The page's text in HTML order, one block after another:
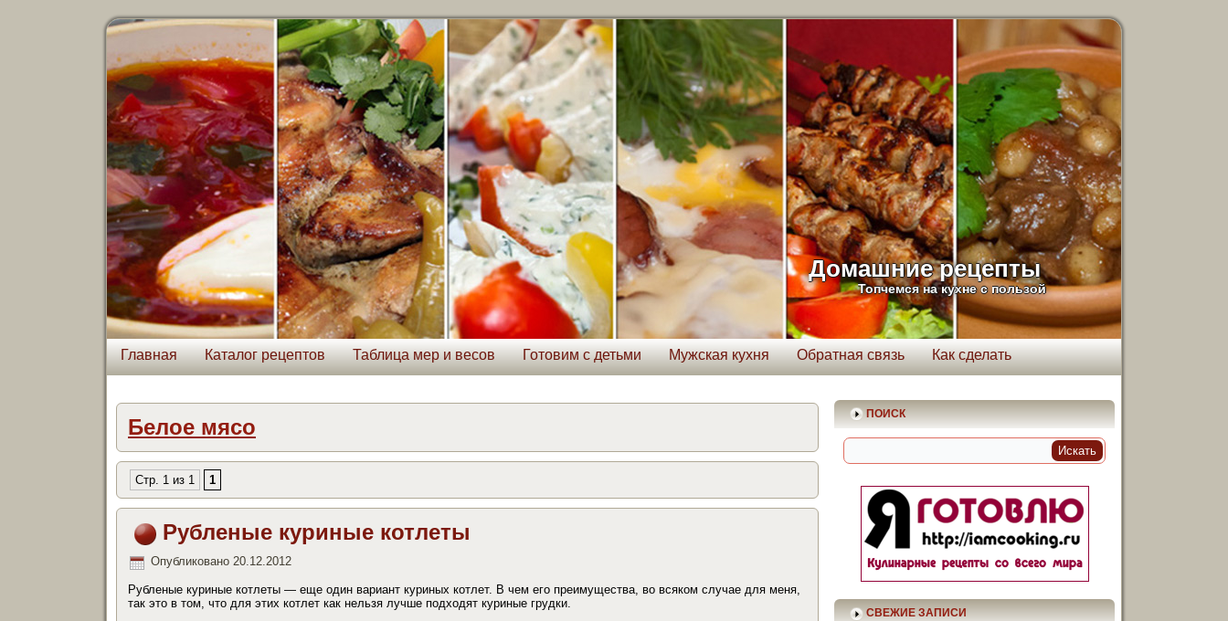
Домашние рецепты
Топчемся на кухне с пользой
Главная Каталог рецептов Таблица мер и весов Готовим с детьми Мужская кухня Обратная связь Как сделать
Белое мясо
Стр. 1 из 1 1
Рубленые куриные котлеты
Опубликовано 20.12.2012
Рубленые куриные котлеты — еще один вариант куриных котлет. В чем его преимущества, во всяком случае для меня,
так это в том, что для этих котлет как нельзя лучше подходят куриные грудки.
ПОИСК
СВЕЖИЕ ЗАПИСИ